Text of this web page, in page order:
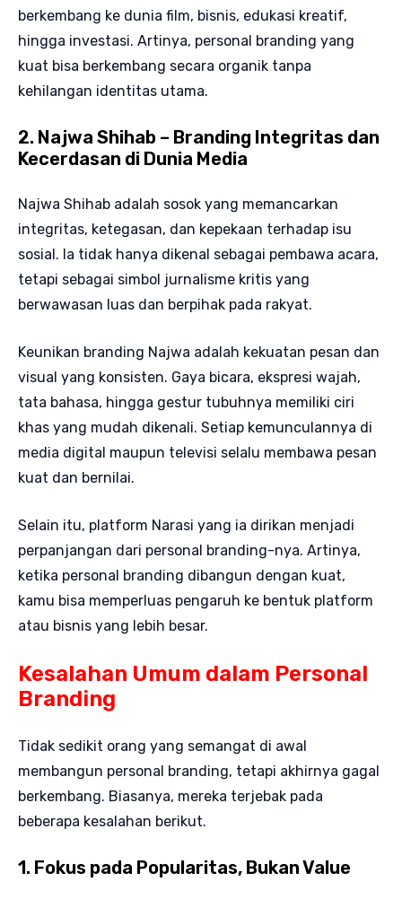
berkembang ke dunia film, bisnis, edukasi kreatif,
hingga investasi. Artinya, personal branding yang
kuat bisa berkembang secara organik tanpa
kehilangan identitas utama.
2. Najwa Shihab – Branding Integritas dan
Kecerdasan di Dunia Media
Najwa Shihab adalah sosok yang memancarkan
integritas, ketegasan, dan kepekaan terhadap isu
sosial. Ia tidak hanya dikenal sebagai pembawa acara,
tetapi sebagai simbol jurnalisme kritis yang
berwawasan luas dan berpihak pada rakyat.
Keunikan branding Najwa adalah kekuatan pesan dan
visual yang konsisten. Gaya bicara, ekspresi wajah,
tata bahasa, hingga gestur tubuhnya memiliki ciri
khas yang mudah dikenali. Setiap kemunculannya di
media digital maupun televisi selalu membawa pesan
kuat dan bernilai.
Selain itu, platform Narasi yang ia dirikan menjadi
perpanjangan dari personal branding-nya. Artinya,
ketika personal branding dibangun dengan kuat,
kamu bisa memperluas pengaruh ke bentuk platform
atau bisnis yang lebih besar.
Kesalahan Umum dalam Personal
Branding
Tidak sedikit orang yang semangat di awal
membangun personal branding, tetapi akhirnya gagal
berkembang. Biasanya, mereka terjebak pada
beberapa kesalahan berikut.
1. Fokus pada Popularitas, Bukan Value